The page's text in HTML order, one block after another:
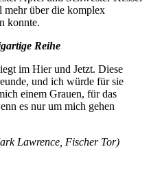
mehr über die komplex
konnte.
Reihe
im Hier und Jetzt. Diese
und ich würde für sie
einem Grauen, für das
es nur um mich gehen
Lawrence, Fischer Tor)